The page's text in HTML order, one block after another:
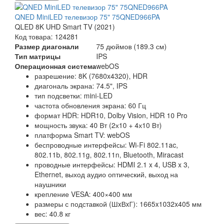
QNED MiniLED телевизор 75" 75QNED966PA
QLED 8K UHD Smart TV (2021)
Код товара: 124281
Размер диагонали
75 дюймов (189.3 см)
Тип матрицы
IPS
Операционная системаwebOS
разрешение: 8K (7680x4320), HDR
диагональ экрана: 74.5", IPS
тип подсветки: mini-LED
частота обновления экрана: 60 Гц
формат HDR: HDR10, Dolby Vision, HDR 10 Pro
мощность звука: 40 Вт (2х10 + 4х10 Вт)
платформа Smart TV: webOS
беспроводные интерфейсы: Wi-Fi 802.11ac,
802.11b, 802.11g, 802.11n, Bluetooth, Miracast
проводные интерфейсы: HDMI 2.1 x 4, USB x 3,
Ethernet, выход аудио оптический, выход на
наушники
крепление VESA: 400×400 мм
размеры с подставкой (ШxВxГ): 1665x1032x405 мм
вес: 40.8 кг